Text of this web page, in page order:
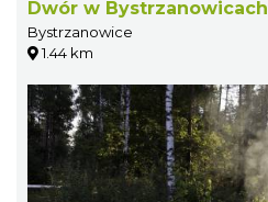
Dwór w Bystrzanowicach
Bystrzanowice
1.44 km